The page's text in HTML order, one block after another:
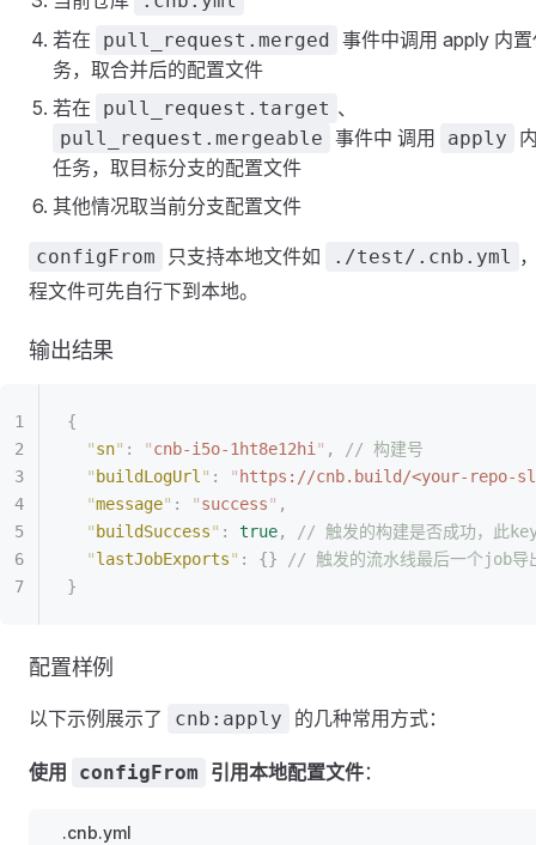
若在 pull_request.merged
事件中调用 apply 内
务，取合并后的配置文件
若在
pull_request.target 、
pull_request.mergeable 事件中 调用 apply
任务，取目标分支的配置文件
其他情况取当前分支配置文件
configFrom 只支持本地文件如 ./test/.cnb.yml
程文件可先自行下到本地。
输出结果
{
  "
sn" : "cnb-i5o-1ht8e12hi " ,
// 构建号
  "
buildLogUrl " : " https://cnb.build/<your-repo-
  "
message" : "success" ,
  "
buildSuccess" : true,
// 触发的构建是否成功，此
  "
lastJobExports" : {} // 触发的流水线最后一个job导
}
配置样例
以下示例展示了 cnb:apply 的几种常用方式：
使用 configFrom 引用本地配置文件：
.cnb.yml